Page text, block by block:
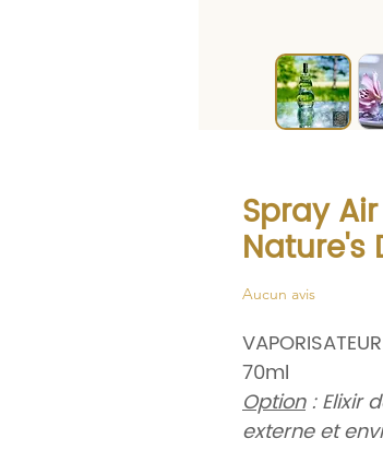
Spray
Nature's
Aucun avis
70ml
Option: Elixir
externe et